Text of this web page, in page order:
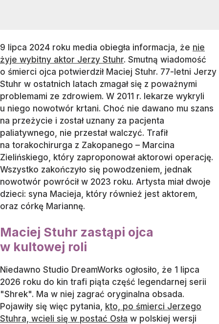
9 lipca 2024 roku media obiegła informacja, że nie
żyje wybitny aktor Jerzy Stuhr. Smutną wiadomość
o śmierci ojca potwierdził Maciej Stuhr. 77-letni Jerzy
Stuhr w ostatnich latach zmagał się z poważnymi
problemami ze zdrowiem. W 2011 r. lekarze wykryli
u niego nowotwór krtani. Choć nie dawano mu szans
na przeżycie i został uznany za pacjenta
paliatywnego, nie przestał walczyć. Trafił
na torakochirurga z Zakopanego – Marcina
Zielińskiego, który zaproponował aktorowi operację.
Wszystko zakończyło się powodzeniem, jednak
nowotwór powrócił w 2023 roku. Artysta miał dwoje
dzieci: syna Macieja, który również jest aktorem,
oraz córkę Mariannę.
Maciej Stuhr zastąpi ojca
w kultowej roli
Niedawno Studio DreamWorks ogłosiło, że 1 lipca
2026 roku do kin trafi piąta część legendarnej serii
"Shrek". Ma w niej zagrać oryginalna obsada.
Pojawiły się więc pytania, kto, po śmierci Jerzego
Stuhra, wcieli się w postać Osła w polskiej wersji